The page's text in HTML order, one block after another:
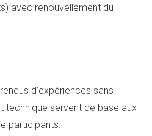
avec renouvellement du
d’expériences sans
technique servent de base aux
participants.